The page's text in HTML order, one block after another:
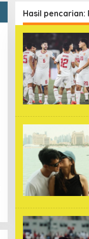
Hasil pencarian: